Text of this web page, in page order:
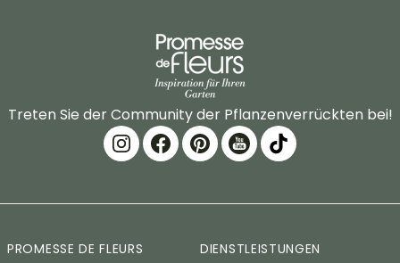
Treten Sie der Community der Pflanzenverrückten bei!
PROMESSE DE FLEURS DIENSTLEISTUNGEN